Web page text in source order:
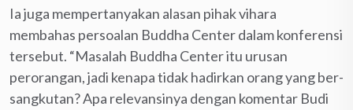
Ia juga mempertanyakan alasan pihak vihara
membahas persoalan Buddha Center dalam konferensi
tersebut. “Masalah Buddha Center itu uru­san
perorangan, jadi kenapa tidak hadirkan orang yang ber­
sangku­tan? Apa relevansinya dengan ko­mentar Budi